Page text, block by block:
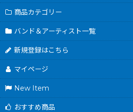
商品カテゴリー
バンド＆アーティスト一覧
新規登録はこちら
マイページ
New Item
おすすめ商品